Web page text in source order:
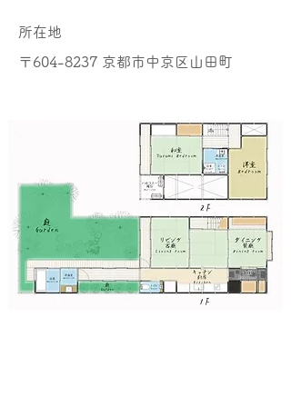
​所在地
〒604-8237 京都市中京区山田町